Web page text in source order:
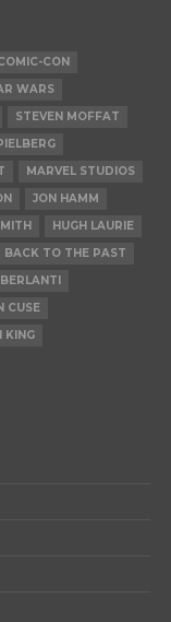
CON
WARS
STEVEN MOFFAT
MARVEL STUDIOS
JON HAMM
HUGH LAURIE
BACK TO THE PAST
CUSE
KING